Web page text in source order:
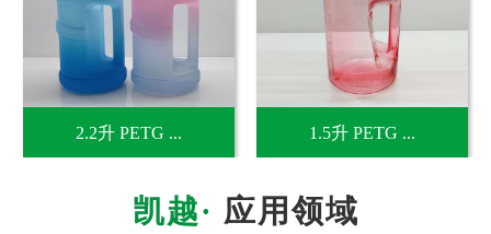
2.2升 PETG ... 1.5升 PETG ...
应用领域